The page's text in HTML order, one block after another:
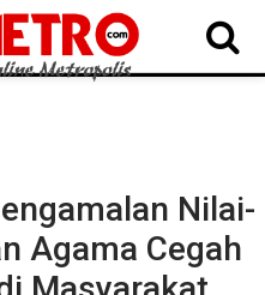
TAPUT BATUBARA DELISERDANG
Nilai-
Agama Cegah